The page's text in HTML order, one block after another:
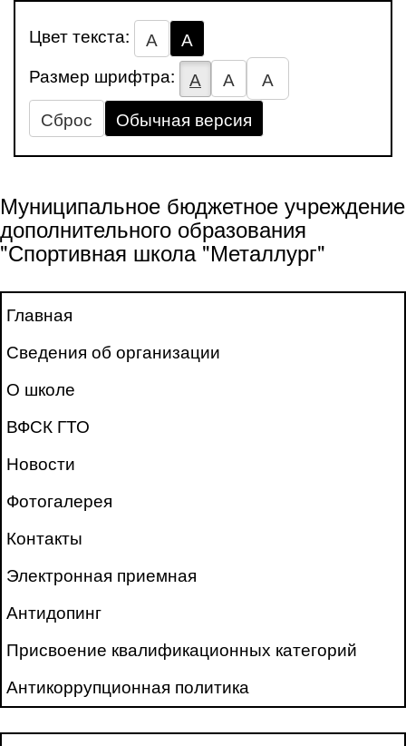
Цвет текста: А
А
Размер шрифтра:
А А
А
Сброс
Обычная версия
Муниципальное бюджетное учреждение
дополнительного образования
"Спортивная школа "Металлург"
Главная
Сведения об организации
О школе
ВФСК ГТО
Новости
Фотогалерея
Контакты
Электронная приемная
Антидопинг
Присвоение квалификационных категорий
Антикоррупционная политика